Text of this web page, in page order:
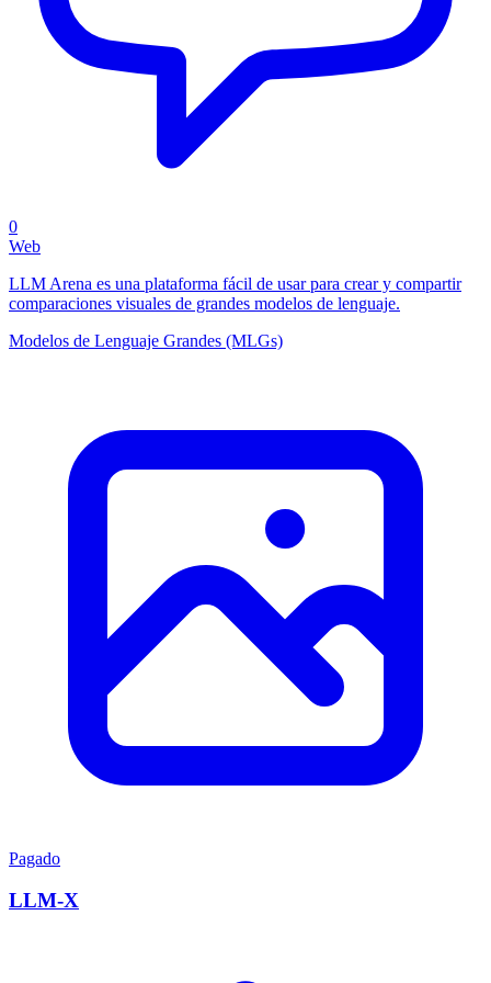
0
Web
LLM Arena es una plataforma fácil de usar para crear y compartir
comparaciones visuales de grandes modelos de lenguaje.
Modelos de Lenguaje Grandes (MLGs)
Pagado
LLM-X